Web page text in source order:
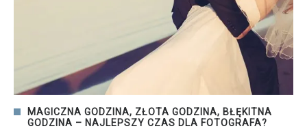
MAGICZNA GODZINA, ZŁOTA GODZINA, BŁĘKITNA
GODZINA – NAJLEPSZY CZAS DLA FOTOGRAFA?